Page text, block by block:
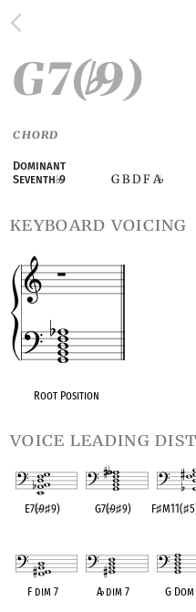
G7(♭9)
CHORD
Dominant
Seventh♭9 G B D F A♭
keyboard voicing
Root Position
voice leading
E7(♭9♯9) G7(♭9♯9) F♯M11(♯
F dim 7 A♭dim 7 G